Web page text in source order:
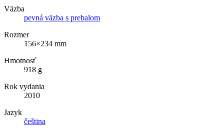
Väzba
pevná väzba s prebalom
Rozmer
156×234 mm
Hmotnosť
918 g
Rok vydania
2010
Jazyk
čeština